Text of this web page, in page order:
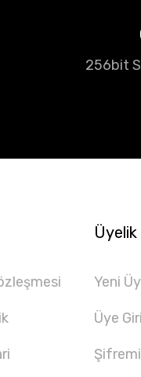
256bit
Üyelik
Yeni
Üye